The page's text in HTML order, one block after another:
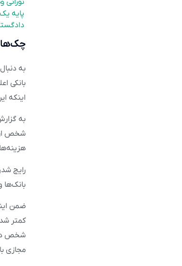
چک‌های ۲ بانک پرمشتری به زودی
بانکی
اینکه
به
شخص
رایج
ضمن
کمتر
شخص
مجازی